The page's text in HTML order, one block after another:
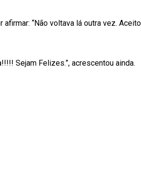
“Não voltava lá outra vez.
Sejam Felizes.”, acrescentou ainda.